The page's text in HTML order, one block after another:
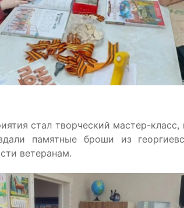
Чудеса и приключения
детям
стал творческий мастер-класс,
памятные броши из
ветеранам.